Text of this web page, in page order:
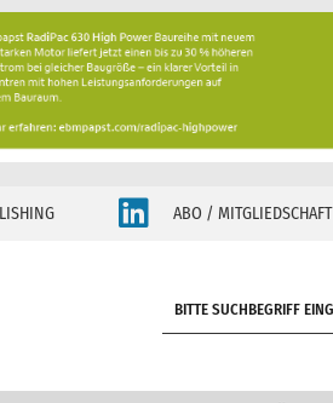
ABO / MITGLIEDSCHAFT